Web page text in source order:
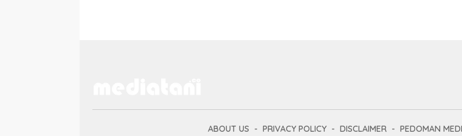
ABOUT US PRIVACY POLICY DISCLAIMER PEDOMAN